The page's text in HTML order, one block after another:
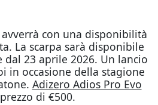
con una disponibilità
La scarpa sarà disponibile
23 aprile 2026. Un lancio
in occasione della stagione
Adizero Adios Pro Evo
di €500.